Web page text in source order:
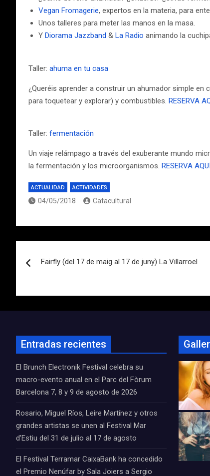
Vegan Fromagerie, expertos en la materia, para
Unos talleres para meter las manos en la masa.
Y Diorama Jazzband & La Radio animando la
Taller: ahuma en tu casa
¿Queréis aprender a construir un ahumador simple
para toquetear y explorar) y combustibles. RESERVA
Taller: fermentación
Un viaje relámpago a través del exuberante mundo
la fermentación y los microorganismos. RESERVA AQUÍ
ACTUALIDAD ACTIVIDADES
04/05/2018 Catacultural
de
entradas
Fairfly (del 17 de maig al 17 de juny) La Villarroel
Entradas recientes
El Brunch Electronik Festival celebra su
macro-evento anual en el Parc del Fòrum
Barcelona 7, 8 y 9 de agosto de 2026
Rosario, Miguel Ríos, Leire Martínez y otros
grandes artistas se unen al Festival Mar
d’Estiu del 31 de julio al 17 de agosto
El Festival Terramar CaixaBank ha concedido
el Premio Nenúfar by Sala Joiers a Sergio